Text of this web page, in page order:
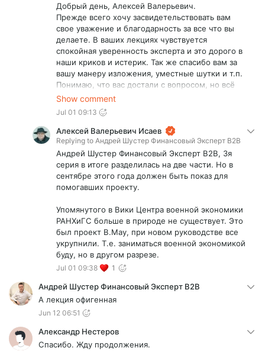
Добрый день, Алексей Валерьевич.
Прежде всего хочу засвидетельствовать вам
свое уважение и благодарность за все что вы
делаете. В ваших лекциях чувствуется
спокойная уверенность эксперта и это дорого в
наши криков и истерик. Так же спасибо вам за
вашу манеру изложения, уместные шутки и т.п.
Понимаю, что вас достали с вопросом, но всё
же. Не подскажите ли когда выйдет 3 серия
Прохоровки?
А еще, меня, как финансиста интересует
экономика войны с обеих сторон. Если бы вы,
учитывая вашу нынешнюю должность (если
Википедия не врет) сделали бы что-нибудь на
эту тему, было бы здорово.
Заранее Благодарен
Show comment
Jul 01 09:13
Алексей Валерьевич Исаев
Replying to Андрей Шустер Финансовый Эксперт В2В
Андрей Шустер Финансовый Эксперт В2В, 3я
серия в итоге разделилась на две части. Но в
сентябре этого года должен быть показ для
помогавших проекту.
Упомянутого в Вики Центра военной экономики
РАНХиГС больше в природе не существует. Это
был проект В.Мау, при новом руководстве все
укрупнили. Т.е. заниматься военной экономикой
буду, но в другом разрезе.
Jul 01 09:38 1
Андрей Шустер Финансовый Эксперт В2В
А лекция офигенная
Jun 12 06:51
Александр Нестеров
Спасибо. Жду продолжения.